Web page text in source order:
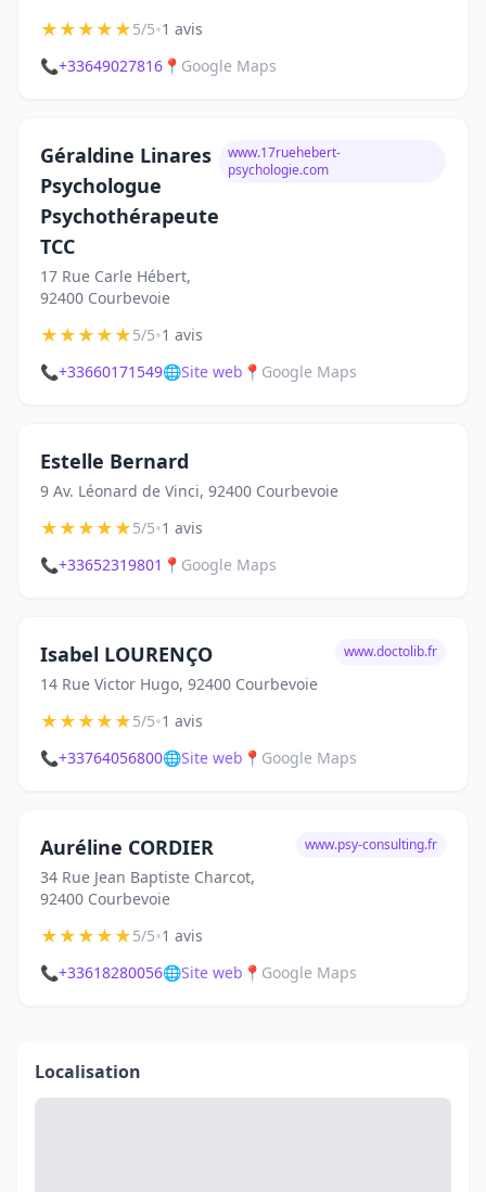
★★★★★5/5•1 avis
📞+33649027816 📍 Google Maps
Géraldine Linares
Psychologue
Psychothérapeute
TCC
17 Rue Carle Hébert,
92400 Courbevoie
www.17ruehebert-
psychologie.com
★★★★★5/5•1 avis
📞+33660171549🌐Site web 📍 Google Maps
Estelle Bernard
9 Av. Léonard de Vinci, 92400 Courbevoie
★★★★★5/5•1 avis
📞+33652319801 📍 Google Maps
Isabel LOURENÇO
14 Rue Victor Hugo, 92400 Courbevoie
www.doctolib.fr
★★★★★5/5•1 avis
📞+33764056800🌐Site web 📍 Google Maps
Auréline CORDIER
34 Rue Jean Baptiste Charcot,
92400 Courbevoie
www.psy-consulting.fr
★★★★★5/5•1 avis
📞+33618280056🌐Site web 📍 Google Maps
Localisation